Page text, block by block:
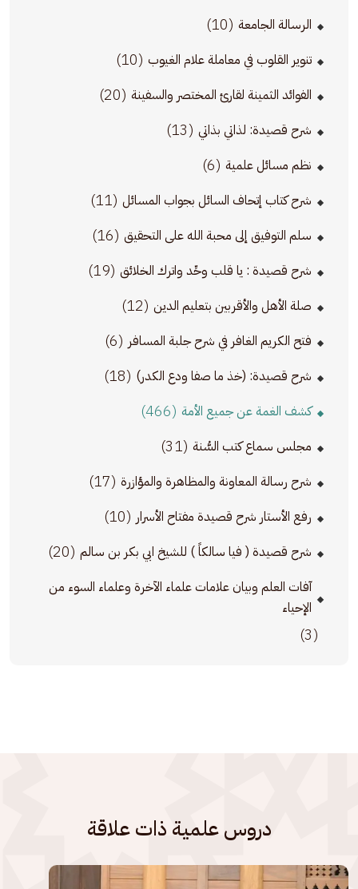
الرسالة الجامعة (10)
تنوير القلوب في معاملة علام الغيوب (10)
الفوائد الثمينة لقارئ المختصر والسفينة (20)
شرح قصيدة: لذاتي بذاتي (13)
نظم مسائل علمية (6)
شرح كتاب إتحاف السائل بجواب المسائل (11)
سلم التوفيق إلى محبة الله على التحقيق (16)
شرح قصيدة : يا قلب وحِّد واترك الخلائق (19)
صلة الأهل والأقربين بتعليم الدين (12)
فتح الكريم الغافر في شرح جلبة المسافر (6)
شرح قصيدة: (خذ ما صفا ودع الكدر) (18)
كشف الغمة عن جميع الأمة (466)
مجلس سماع كتب السُّنة (31)
شرح رسالة المعاونة والمظاهرة والمؤازرة (17)
رفع الأستار شرح قصيدة مفتاح الأسرار (10)
شرح قصيدة ( فيا سالكاً ) للشيخ ابي بكر بن سالم (20)
آفات العلم وبيان علامات علماء الآخرة وعلماء السوء من
الإحياء
(3)
دروس علمية ذات علاقة
الصورة